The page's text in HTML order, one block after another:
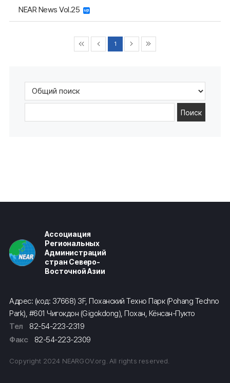
NEAR News Vol.25
1
Поиск
Ассоциация
Региональных
Администраций
стран Северо-
Восточной Азии
Адрес: (код: 37668) 3F, Поханский Техно Парк (Pohang Techno
Park), #601 Чигокдон (Gigokdong), Похан, Кёнсан-Пукто
Тел
82-54-223-2319
Факс
82-54-223-2309
Copyright 2024 NEARGOV.org. All rights reserved.